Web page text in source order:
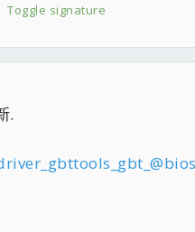
Toggle signature
.